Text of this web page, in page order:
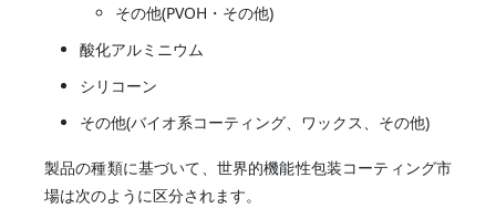
その他(PVOH・その他)
酸化アルミニウム
シリコーン
その他(バイオ系コーティング、ワックス、その他)
製品の種類に基づいて、世界的機能性包装コーティング市
場は次のように区分されます。